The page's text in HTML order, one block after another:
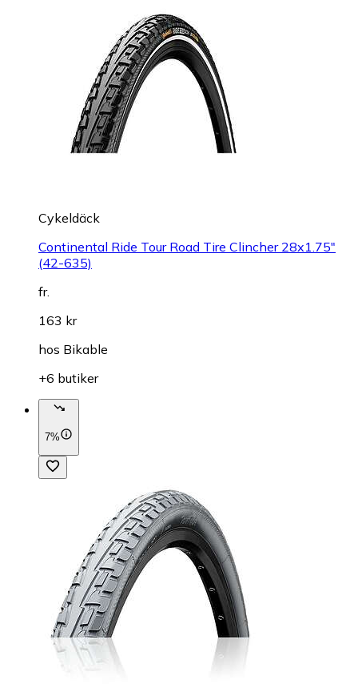
Cykeldäck
Continental Ride Tour Road Tire Clincher 28x1.75"
(42-635)
fr.
163 kr
hos Bikable
+6 butiker
7%